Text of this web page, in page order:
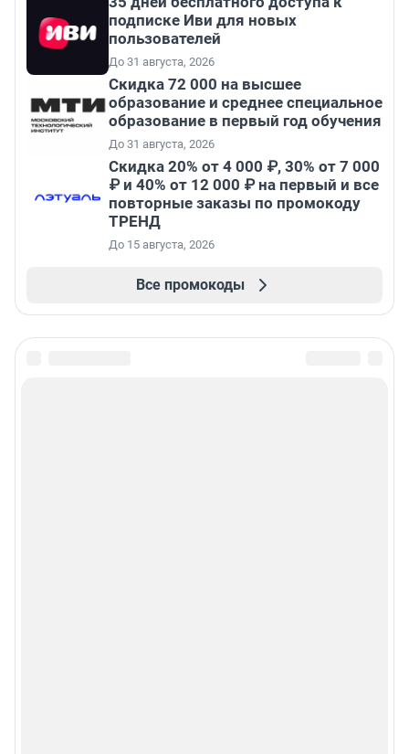
подписке Иви для новых
пользователей
До 31 августа, 2026
Скидка 72 000 на высшее
образование и среднее специальное
образование в первый год обучения
До 31 августа, 2026
Скидка 20% от 4 000 ₽, 30% от 7 000
₽ и 40% от 12 000 ₽ на первый и все
повторные заказы по промокоду
ТРЕНД
До 15 августа, 2026
Все промокоды